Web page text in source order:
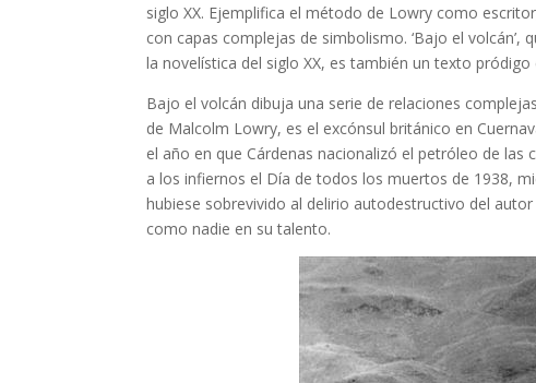
siglo XX. Ejemplifica el método de Lowry como
con capas complejas de simbolismo. ‘Bajo el
la novelística del siglo XX, es también un texto
Bajo el volcán dibuja una serie de relaciones
de Malcolm Lowry, es el excónsul británico en
el año en que Cárdenas nacionalizó el petróleo de las
a los infiernos el Día de todos los muertos de 1938,
hubiese sobrevivido al delirio autodestructivo del
como nadie en su talento.